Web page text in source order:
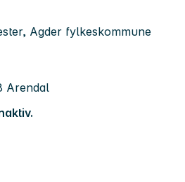
Agder fylkeskommune
Arendal